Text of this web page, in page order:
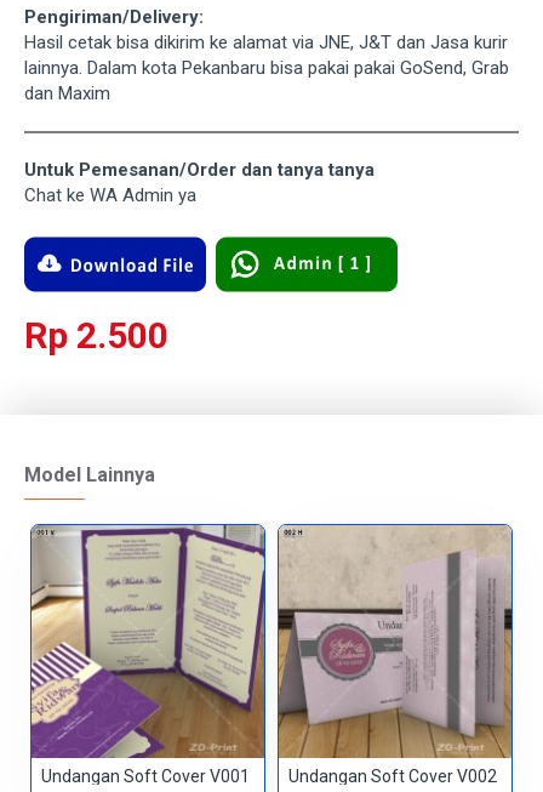
Pengiriman/Delivery:
Hasil cetak bisa dikirim ke alamat via JNE, J&T dan Jasa kurir
lainnya. Dalam kota Pekanbaru bisa pakai pakai GoSend, Grab
dan Maxim
Untuk Pemesanan/Order dan tanya tanya
Chat ke WA Admin ya
Rp 2.500
Model Lainnya
Undangan Soft Cover V001 Undangan Soft Cover V002